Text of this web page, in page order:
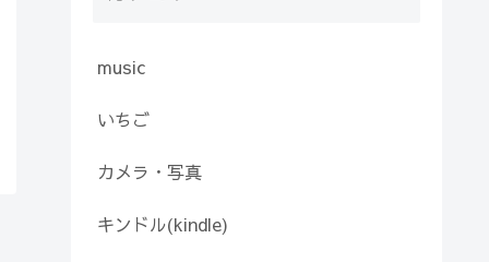
music
いちご
カメラ・写真
キンドル(kindle)